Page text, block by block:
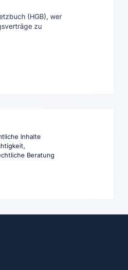
(HGB), wer
zu
Inhalte
Beratung